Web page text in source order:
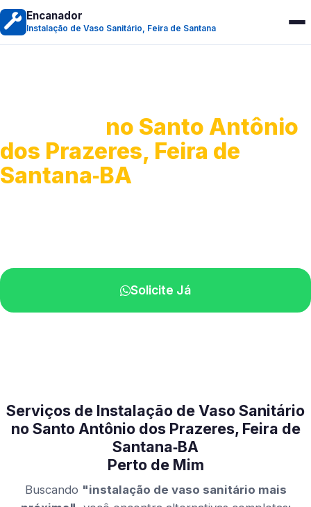
Encanador
Instalação de Vaso Sanitário, Feira de Santana
no Santo Antônio
dos Prazeres, Feira de
Santana‑BA
Solicite Já
Serviços de Instalação de Vaso Sanitário
no Santo Antônio dos Prazeres, Feira de
Santana‑BA
Perto de Mim
Buscando "instalação de vaso sanitário mais